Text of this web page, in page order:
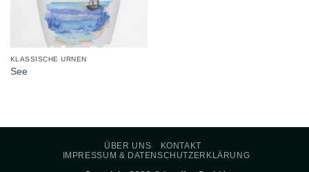
KLASSISCHE URNEN
See
ÜBER UNS
KONTAKT
IMPRESSUM & DATENSCHUTZERKLÄRUNG